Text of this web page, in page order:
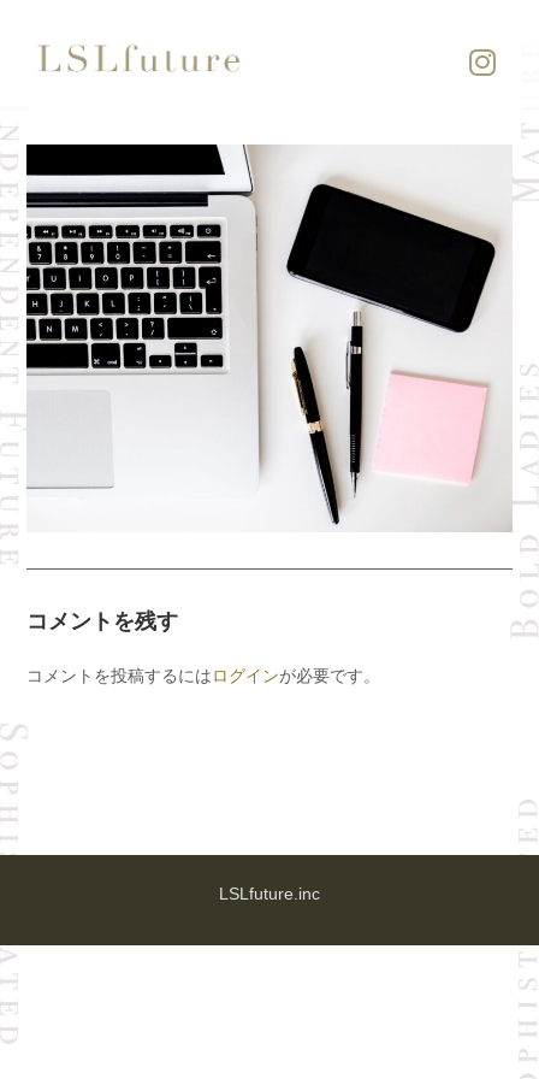
コメントを残す
コメントを投稿するにはログインが必要です。
LSLfuture.inc